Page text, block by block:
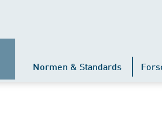
Normen & Standards